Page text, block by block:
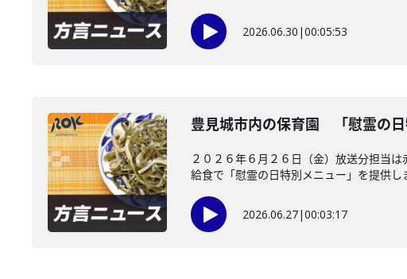
2026.06.30 |00:05:53
豊見城市内の保育園 「慰霊の
２０２６年６月２６日（金）放送分担当
給食で「慰霊の日特別メニュー」を提供し
2026.06.27|00:03:17